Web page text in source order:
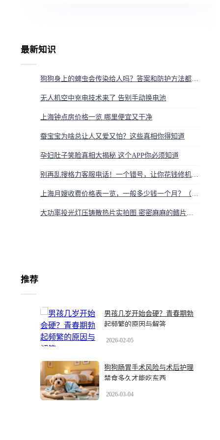
最新知识
狗狗身上的蜱虫会传染给人吗？答案和防护方法都在这
无人机空中充电技术来了 告别手动换电池
上海钟点房价格一览 哪里便宜又干净
蚕宝宝为啥总让人又爱又怕？这些真相你得知道
孕妇肚子笑脸真相大揭秘 这个APP你必须知道
别再乱搜格力客服电话！一个错号，让你花钱修机还被坑隐私
上海月嫂收费价格表一览，一般多少钱一个月？（含各等级价目）
大功率投光灯压铸散热片实拍图 密密麻麻的鳍片散热好
推荐
男孩几岁开始会硬？青春期勃
起频繁的原因与解答
2026-02-05
狗狗肠胃手术风险与术后护理
禁食多久才能吃东西
2026-03-04